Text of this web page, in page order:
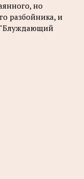
но
разбойника, и
"Блуждающий